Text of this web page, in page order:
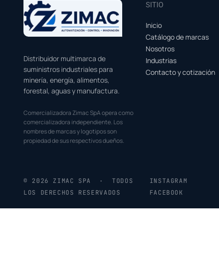
Distribuidor multimarca de
suministros industriales para
minería, energía, alimentos,
forestal, aguas y manufactura.
Comercializadora Zimac SpA opera como
comercializadora independiente. Los
nombres de marcas y logotipos son
propiedad de sus respectivos dueños.
SITIO
Inicio
Catálogo de marcas
Nosotros
Industrias
Contacto y cotización
© 2026 ZIMAC SPA · TODOS
LOS DERECHOS RESERVADOS
INSTAGRAM
FACEBOOK